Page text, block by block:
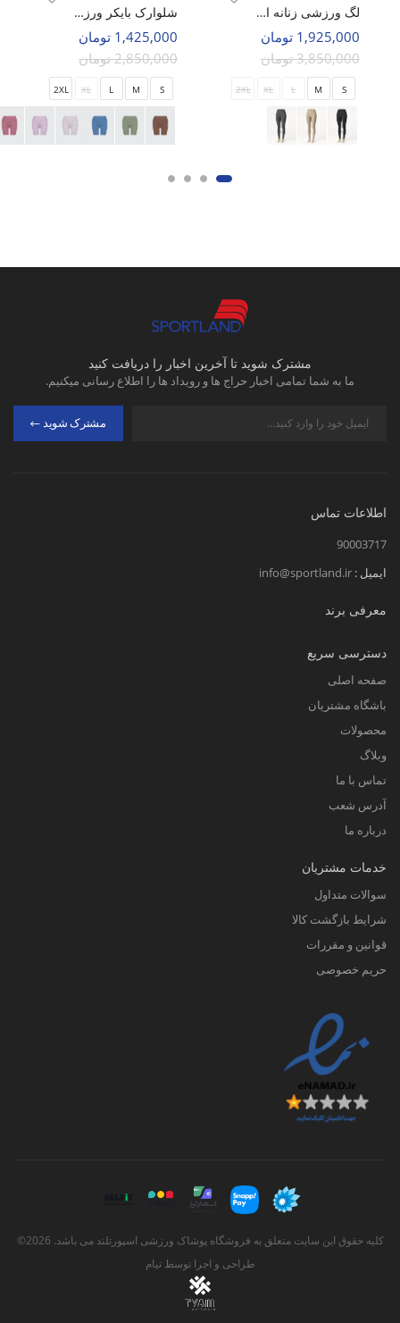
لگ ورزشی زنانه اسپورتلند Bravon W
1,925,000 تومان
3,850,000 تومان
S
M
L
XL
2XL
شلوارک بایکر ورزشی زنانه اسپورتلند Blyze W
1,425,000 تومان
2,850,000 تومان
S
M
L
XL
2XL
مشترک شوید تا آخرین اخبار را دریافت کنید
ما به شما تمامی اخبار حراج ها و رویداد ها را اطلاع رسانی میکنیم.
مشترک شوید
اطلاعات تماس
90003717
ایمیل : info@sportland.ir
معرفی برند
دسترسی سریع
صفحه اصلی
باشگاه مشتریان
محصولات
وبلاگ
تماس با ما
آدرس شعب
درباره ما
خدمات مشتریان
سوالات متداول
شرایط بازگشت کالا
قوانین و مقررات
حریم خصوصی
کلیه حقوق این سایت متعلق به فروشگاه پوشاک ورزشی اسپورتلند می باشد. 2026©
طراحی و اجرا توسطتیام